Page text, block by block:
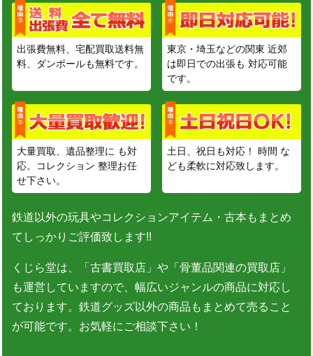
出張費無料、宅配買取送料無
料、ダンボールも無料です。
東京・埼玉などの関東 近郊
は即日での出張も 対応可能
です。
大量買取、遺品整理に も対
応。コレクション 整理お任
せ下さい。
土日、祝日も対応！ 時間 な
ども柔軟に対応致します。
鉄道以外の玩具やコレクションアイテム・古本もまとめ
てしっかりご評価致します!!
くじら堂は、「古書買取店」や「骨董品関連の買取店」
も運営していますので、幅広いジャンルの商品に対応し
ております。鉄道グッズ以外の商品もまとめて売ること
が可能です。お気軽にご相談下さい！